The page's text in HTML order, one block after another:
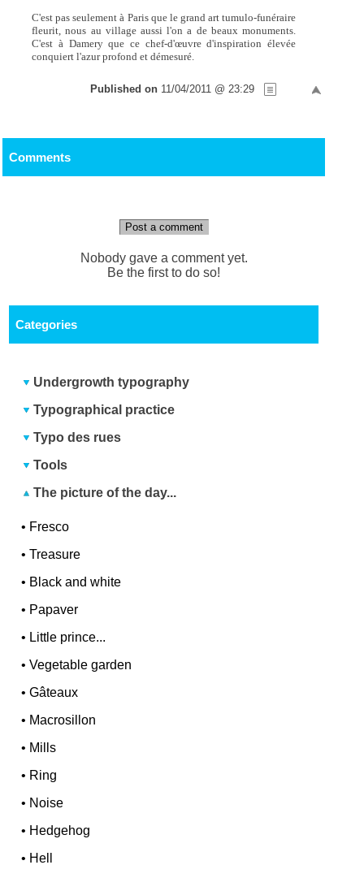
C'est pas seulement à Paris que le grand art tumulo-funéraire
fleurit, nous au village aussi l'on a de beaux monuments.
C'est à Damery que ce chef-d'œuvre d'inspiration élevée
conquiert l'azur profond et démesuré.
Published on 11/04/2011 @ 23:29
Comments
Post a comment
Nobody gave a comment yet.
Be the first to do so!
Categories
Undergrowth typography
Typographical practice
Typo des rues
Tools
The picture of the day...
• Fresco
•Treasure
• Black and white
• Papaver
• Little prince...
•Vegetable garden
•Gâteaux
• Macrosillon
• Mills
• Ring
• Noise
• Hedgehog
• Hell